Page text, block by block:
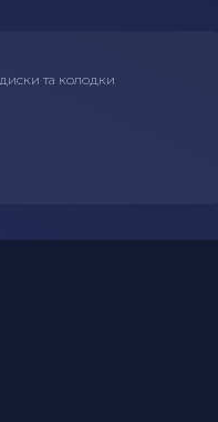
та колодки